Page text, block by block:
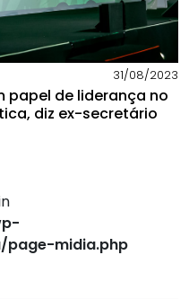
31/08/2023
papel de liderança no
diz ex-secretário
page-midia.php